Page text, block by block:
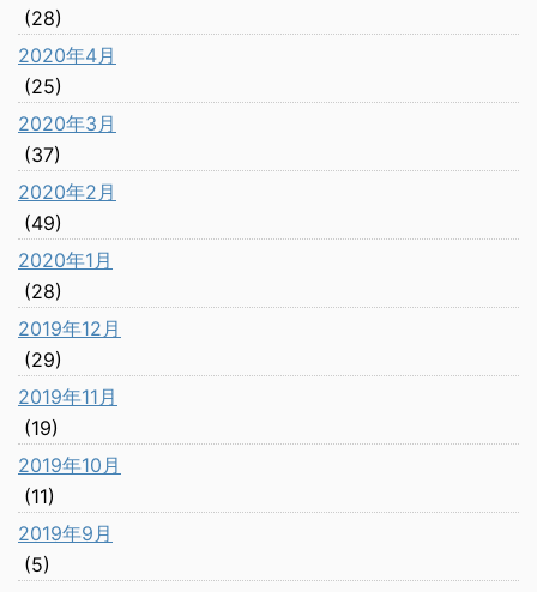
(28)
2020年4月
(25)
2020年3月
(37)
2020年2月
(49)
2020年1月
(28)
2019年12月
(29)
2019年11月
(19)
2019年10月
(11)
2019年9月
(5)